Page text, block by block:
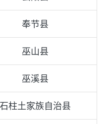
奉节县
巫山县
巫溪县
石柱土家族自治县